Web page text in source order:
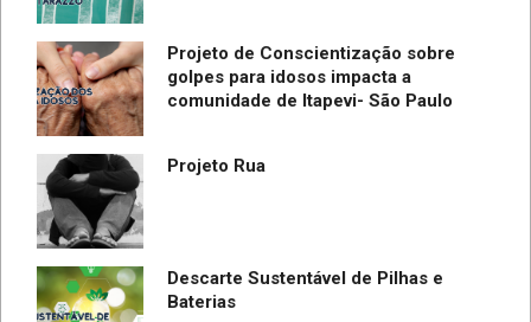
Projeto de Conscientização sobre
golpes para idosos impacta a
comunidade de Itapevi- São Paulo
Projeto Rua
Descarte Sustentável de Pilhas e
Baterias